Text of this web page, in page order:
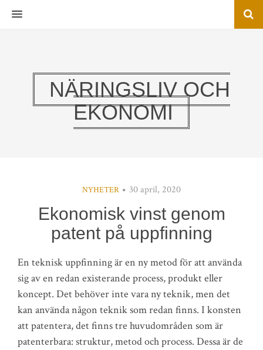
MENU
NÄRINGSLIV OCH
EKONOMI
NYHETER 30 april, 2020
Ekonomisk vinst genom
patent på uppfinning
En teknisk uppfinning är en ny metod för att använda
sig av en redan existerande process, produkt eller
koncept. Det behöver inte vara ny teknik, men det
kan använda någon teknik som redan finns. I konsten
att patentera, det finns tre huvudområden som är
patenterbara: struktur, metod och process. Dessa är de